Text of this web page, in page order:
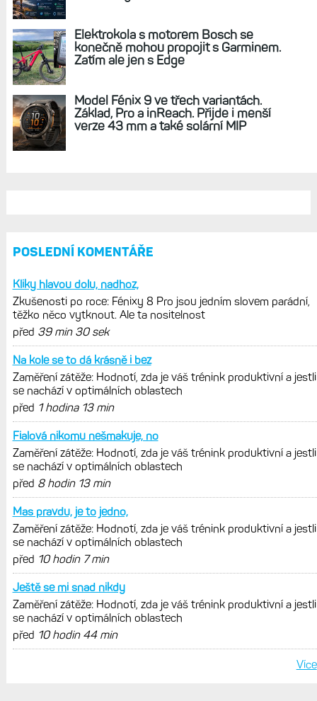
vytknout. Ale ta nositelnost
Zaměření zátěže: Hodnotí, zda je váš
trénink produktivní a jestli se nachází
v optimálních oblastech
Garmin poprvé překonal hranici
300 dolarů. Cena akcií za devět
měsíců výrazně vzrostla
Elektrokola s motorem Bosch se
konečně mohou propojit s Garminem.
Zatím ale jen s Edge
Model Fénix 9 ve třech variantách.
Základ, Pro a inReach. Přijde i menší
verze 43 mm a také solární MIP